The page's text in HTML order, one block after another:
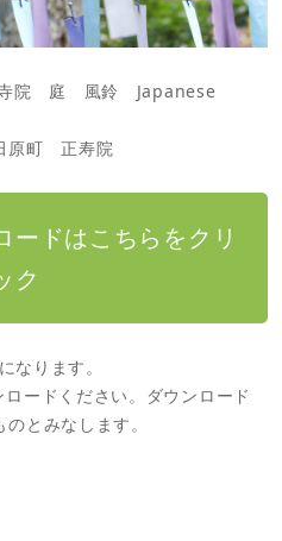
院 庭 風鈴 Japanese
原町 正寿院
ードはこちらをクリ
ク
ります。
ードください。ダウンロード
とみなします。